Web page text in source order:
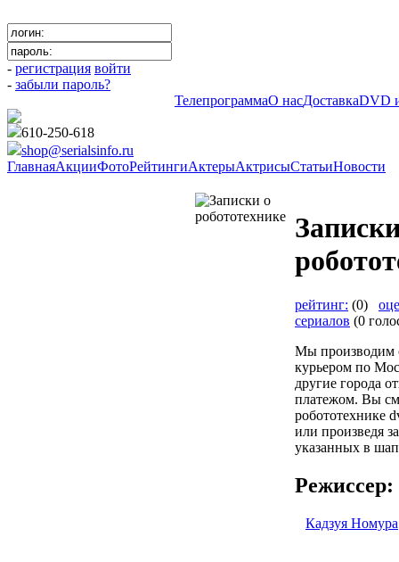
- регистрация войти
- забыли пароль?
ТелепрограммаО насДоставкаDVD
610-250-618
shop@serialsinfo.ru
ГлавнаяАкцииФотоРейтингиАктерыАктрисыСтатьиНовости
рейтинг: (0)
сериалов (0
Мы производим
курьером по
другие города
платежом. Вы
робототехнике
или произведя
указанных в
Режиссер:
Кадзуя Номура